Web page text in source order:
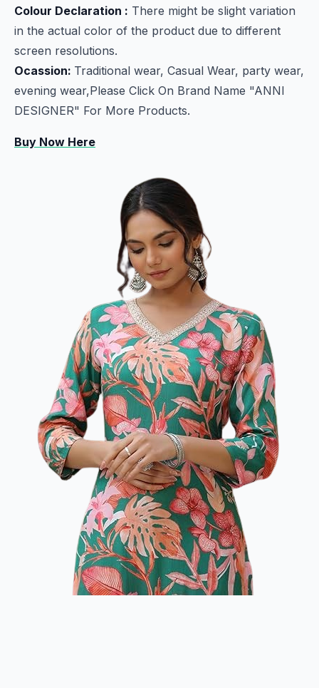
Colour Declaration : There might be slight variation
in the actual color of the product due to different
screen resolutions.
Ocassion: Traditional wear, Casual Wear, party wear,
evening wear,Please Click On Brand Name "ANNI
DESIGNER" For More Products.
Buy Now Here